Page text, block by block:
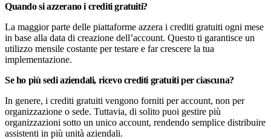
Quando si azzerano i crediti gratuiti?
La maggior parte delle piattaforme azzera i crediti gratuiti ogni mese
in base alla data di creazione dell’account. Questo ti garantisce un
utilizzo mensile costante per testare e far crescere la tua
implementazione.
Se ho più sedi aziendali, ricevo crediti gratuiti per ciascuna?
In genere, i crediti gratuiti vengono forniti per account, non per
organizzazione o sede. Tuttavia, di solito puoi gestire più
organizzazioni sotto un unico account, rendendo semplice distribuire
assistenti in più unità aziendali.